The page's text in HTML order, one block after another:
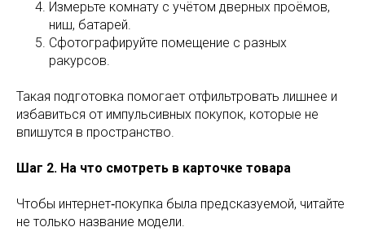
Измерьте комнату с учётом дверных проёмов,
ниш, батарей.
Сфотографируйте помещение с разных
ракурсов.
Такая подготовка помогает отфильтровать лишнее и
избавиться от импульсивных покупок, которые не
впишутся в пространство.
Шаг 2. На что смотреть в карточке товара
Чтобы интернет‑покупка была предсказуемой, читайте
не только название модели.